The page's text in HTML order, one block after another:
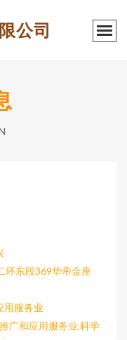
公司
环东段369华帝金座
用服务业
广和应用服务业,科学